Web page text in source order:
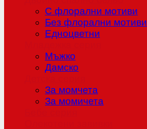
С флорални мотиви
Без флорални мотиви
Едноцветни
Мъжко
Дамско
За момчета
За момичета